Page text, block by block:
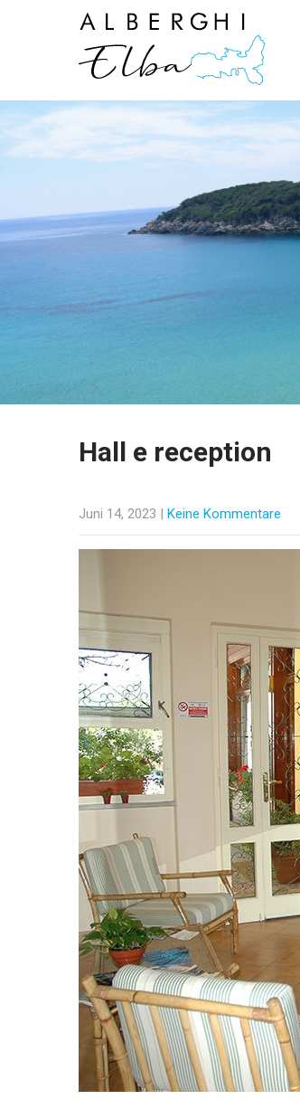
Hall e reception
Juni 14, 2023 | Keine Kommentare